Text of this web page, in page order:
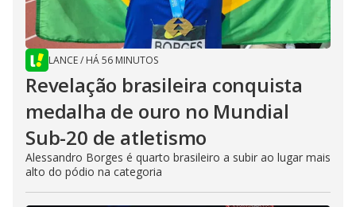
LANCE/ HÁ 56 MINUTOS
Revelação brasileira conquista
medalha de ouro no Mundial
Sub-20 de atletismo
Alessandro Borges é quarto brasileiro a subir ao lugar mais
alto do pódio na categoria